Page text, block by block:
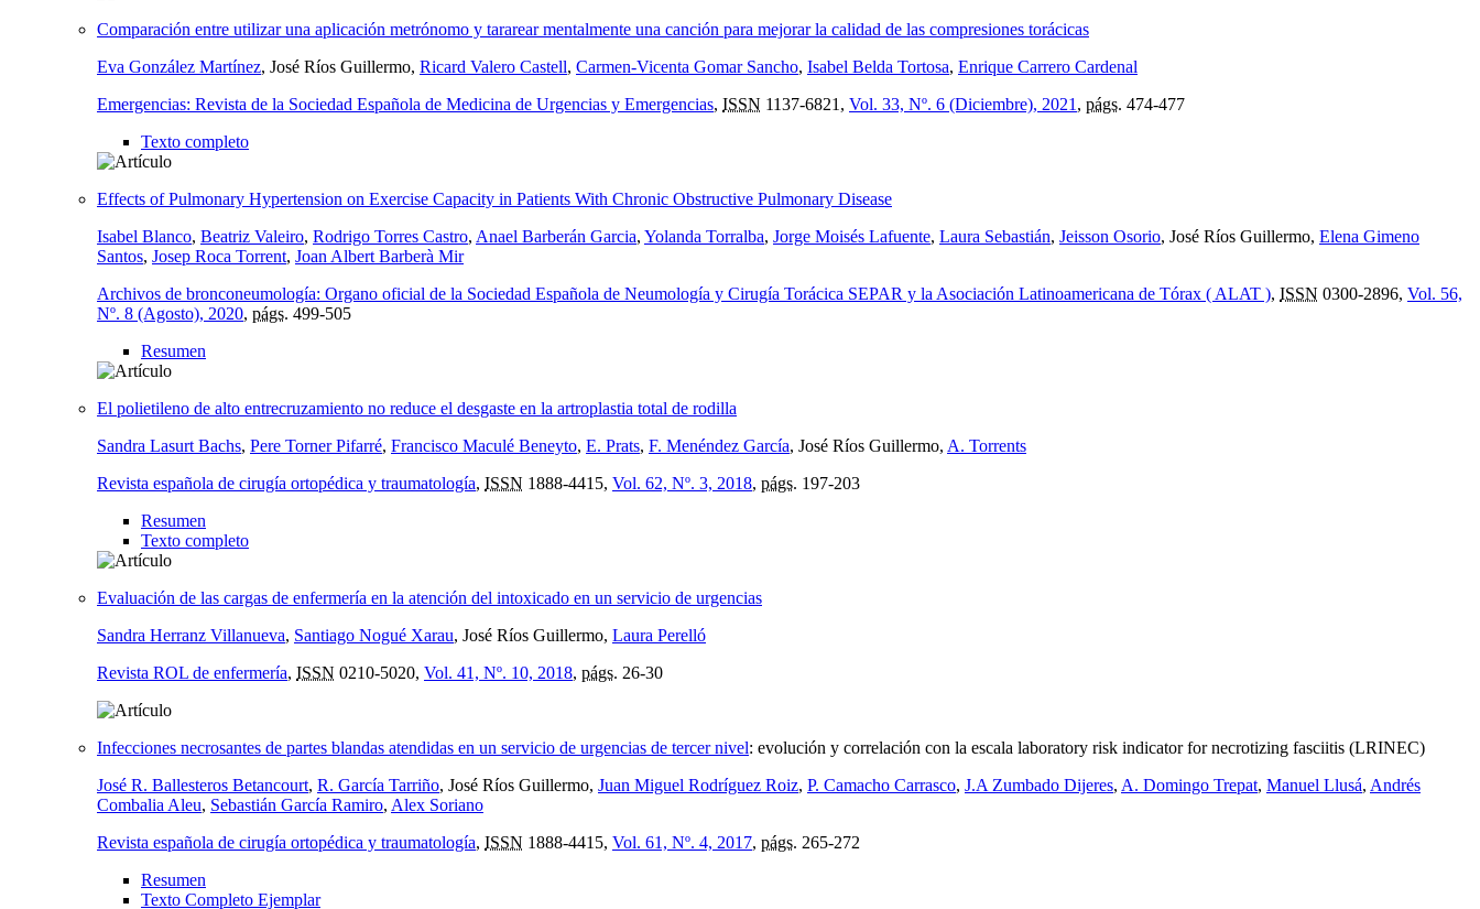
Comparación entre utilizar una aplicación metrónomo y tararear mentalmente una canción para mejorar la calidad de las compresiones torácicas
Eva González Martínez, José Ríos Guillermo, Ricard Valero Castell, Carmen-Vicenta Gomar Sancho, Isabel Belda Tortosa, Enrique Carrero Cardenal
Emergencias: Revista de la Sociedad Española de Medicina de Urgencias y Emergencias, ISSN 1137-6821, Vol. 33, Nº. 6 (Diciembre), 2021 , págs. 474-477
Texto completo
Effects of Pulmonary Hypertension on Exercise Capacity in Patients With Chronic Obstructive Pulmonary Disease
Isabel Blanco, Beatriz Valeiro, Rodrigo Torres Castro, Anael Barberán Garcia, Yolanda Torralba, Jorge Moisés Lafuente, Laura Sebastián, Jeisson Osorio, José Ríos Guillermo, Elena Gimeno
Santos, Josep Roca Torrent, Joan Albert Barberà Mir
Archivos de bronconeumología: Organo oficial de la Sociedad Española de Neumología y Cirugía Torácica SEPAR y la Asociación Latinoamericana de Tórax ( ALAT ), ISSN 0300-2896, Vol. 56,
Nº. 8 (Agosto), 2020, págs. 499-505
Resumen
El polietileno de alto entrecruzamiento no reduce el desgaste en la artroplastia total de rodilla
Sandra Lasurt Bachs, Pere Torner Pifarré, Francisco Maculé Beneyto, E. Prats, F. Menéndez García, José Ríos Guillermo, A. Torrents
Revista española de cirugía ortopédica y traumatología, ISSN 1888-4415, Vol. 62, Nº. 3, 2018, págs. 197-203
Resumen
Texto completo
Evaluación de las cargas de enfermería en la atención del intoxicado en un servicio de urgencias
Sandra Herranz Villanueva, Santiago Nogué Xarau, José Ríos Guillermo, Laura Perelló
Revista ROL de enfermería, ISSN 0210-5020, Vol. 41, Nº. 10, 2018, págs. 26-30
Infecciones necrosantes de partes blandas atendidas en un servicio de urgencias de tercer nivel: evolución y correlación con la escala laboratory risk indicator for necrotizing fasciitis (LRINEC)
José R. Ballesteros Betancourt, R. García Tarriño, José Ríos Guillermo, Juan Miguel Rodríguez Roiz, P. Camacho Carrasco, J.A Zumbado Dijeres, A. Domingo Trepat, Manuel Llusá, Andrés
Combalia Aleu, Sebastián García Ramiro, Alex Soriano
Revista española de cirugía ortopédica y traumatología, ISSN 1888-4415, Vol. 61, Nº. 4, 2017, págs. 265-272
Resumen
Texto Completo Ejemplar